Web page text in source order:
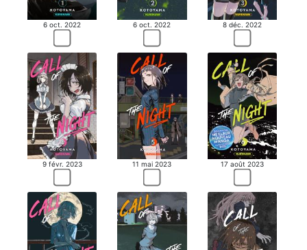
6 oct. 2022 6 oct. 2022 8 déc. 2022
9 févr. 2023 11 mai 2023 17 août 2023